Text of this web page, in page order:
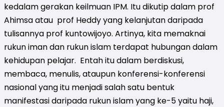
kedalam gerakan keilmuan IPM. Itu dikutip dalam prof
Ahimsa atau prof Heddy yang kelanjutan daripada
tulisannya prof kuntowijoyo. Artinya, kita memaknai
rukun iman dan rukun islam terdapat hubungan dalam
kehidupan pelajar. Entah itu dalam berdiskusi,
membaca, menulis, ataupun konferensi-konferensi
nasional yang itu menjadi salah satu bentuk
manifestasi daripada rukun islam yang ke-5 yaitu haji,